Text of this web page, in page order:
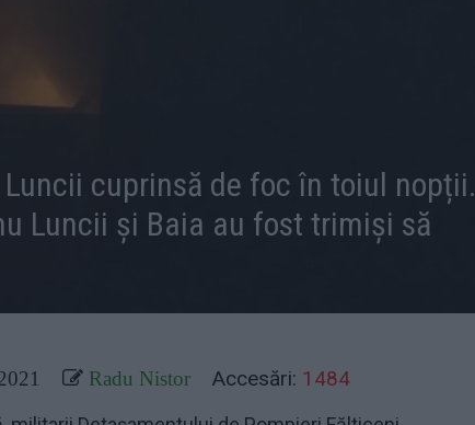
cuprinsă de foc în toiul nopții.
Luncii și Baia au fost trimiși să
Radu Nistor Accesări: 1484